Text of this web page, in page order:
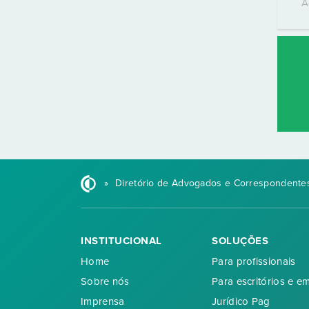
» Diretório de Advogados e
INSTITUCIONAL
Home
Sobre nós
Imprensa
SOLUÇÕES
Para profissionais
Para escritórios e
Jurídico Pag